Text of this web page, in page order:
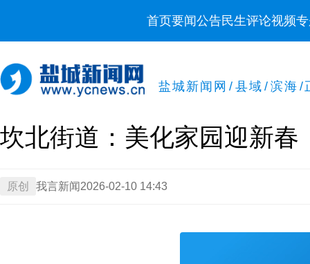
首页要闻公告民生评论视频
盐城新闻网 / 县域 / 滨海 /
坎北街道：美化家园迎新春
原创 我言新闻 2026-02-10 14:43